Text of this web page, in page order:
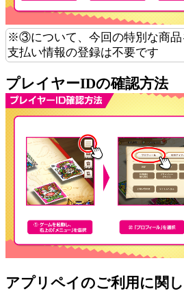
※③について、今回の特別な商品
支払い情報の登録は不要です
プレイヤーIDの確認方法
アプリペイのご利用に関